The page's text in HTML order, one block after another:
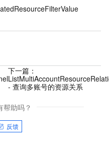
下一篇：
- 查询多账号的资源关系
帮助吗？
反馈